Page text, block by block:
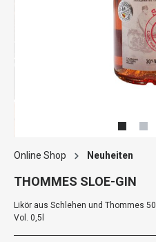
Online Shop Neuheiten
THOMMES SLOE-GIN
Likör aus Schlehen und Thommes
Vol. 0,5l